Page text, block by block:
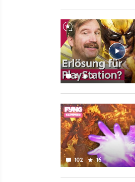
2 3
102 16